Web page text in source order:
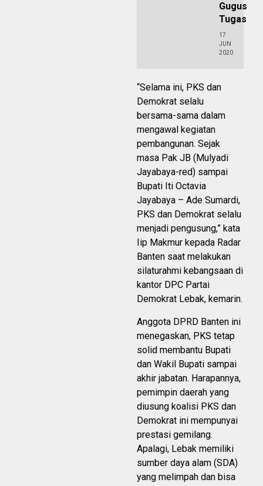
Gugus
Tugas
17
JUN
2020
“Selama ini, PKS dan
Demokrat selalu
bersama-sama dalam
mengawal kegiatan
pembangunan. Sejak
masa Pak JB (Mulyadi
Jayabaya-red) sampai
Bupati Iti Octavia
Jayabaya – Ade Sumardi,
PKS dan Demokrat selalu
menjadi pengusung,” kata
Iip Makmur kepada Radar
Banten saat melakukan
silaturahmi kebangsaan di
kantor DPC Partai
Demokrat Lebak, kemarin.
Anggota DPRD Banten ini
menegaskan, PKS tetap
solid membantu Bupati
dan Wakil Bupati sampai
akhir jabatan. Harapannya,
pemimpin daerah yang
diusung koalisi PKS dan
Demokrat ini mempunyai
prestasi gemilang.
Apalagi, Lebak memiliki
sumber daya alam (SDA)
yang melimpah dan bisa